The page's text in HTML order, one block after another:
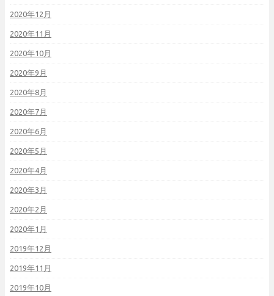
2020年12月
2020年11月
2020年10月
2020年9月
2020年8月
2020年7月
2020年6月
2020年5月
2020年4月
2020年3月
2020年2月
2020年1月
2019年12月
2019年11月
2019年10月